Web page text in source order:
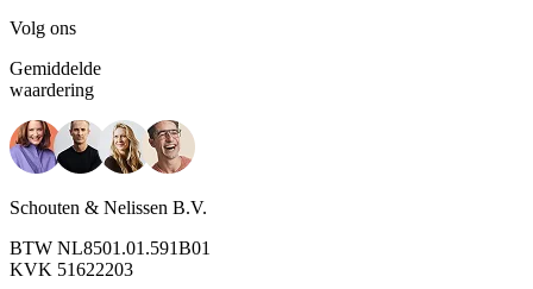
Volg ons
Gemiddelde
waardering
Schouten & Nelissen B.V.
BTW NL8501.01.591B01
KVK 51622203